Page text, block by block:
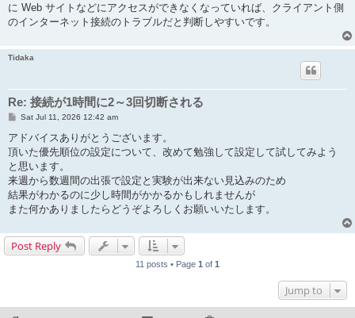
に Web サイトなどにアクセスができなくなっていれば、クライアント側
のインターネット接続のトラブルだと判断しやすいです。
Tidaka
Re: 接続が1時間に2～3回切断される
P
s
Sat Jul 11, 2026 12:42 am
アドバイスありがとうございます。
頂いた優先順位の設定について、改めて勉強して設定して試してみよう
と思います。
来週から数週間の出張で設定と実験が出来ない見込みのため
結果がわかるのに少し時間がかかるかもしれませんが
また何かありましたらどうぞよろしくお願いいたします。
Post Reply
11 posts • Page 1 of 1
Jump to